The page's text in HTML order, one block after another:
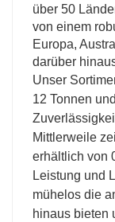
über 50
von einem
Europa,
darüber
Unser
12 Tonnen
Mittlerweile
erhältlich von
Leistung und
mühelos die
hinaus bieten